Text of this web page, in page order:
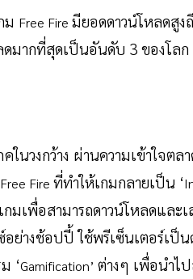
ม Free Fire มียอดดาวน์โหลดสูง
มากที่สุดเป็นอันดับ 3 ของโล
ในวงกว้าง ผ่านความเข้าใจต
Free Fire ที่ทำให้เกมกลายเป็น ‘
เพื่อสามารถดาวน์โหลดและ
อย่างช้อปปี้ ใช้พรีเซ็นเตอร์เ
‘Gamification’ ต่างๆ เพื่อนำไป